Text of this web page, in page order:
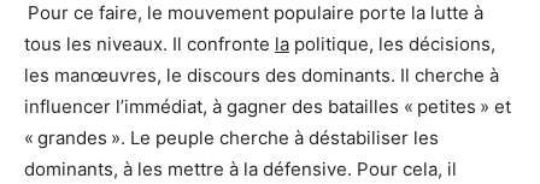
Pour ce faire, le mouvement populaire porte la lutte à
tous les niveaux. Il confronte la politique, les décisions,
les manœuvres, le discours des dominants. Il cherche à
influencer l’immédiat, à gagner des batailles « petites » et
« grandes ». Le peuple cherche à déstabiliser les
dominants, à les mettre à la défensive. Pour cela, il